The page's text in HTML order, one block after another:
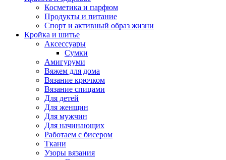
Косметика и парфюм
Продукты и питание
Спорт и активный образ жизни
Кройка и шитье
Аксессуары
Сумки
Амигуруми
Вяжем для дома
Вязание крючком
Вязание спицами
Для детей
Для женщин
Для мужчин
Для начинающих
Работаем с бисером
Ткани
Узоры вязания